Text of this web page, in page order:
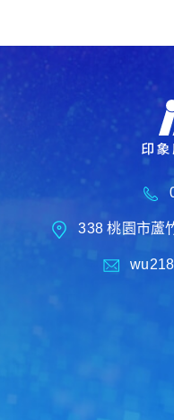
338 桃園市蘆